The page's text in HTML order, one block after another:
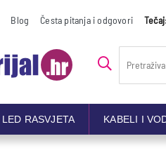
Blog Česta pitanja i odgovori
LED RASVJETA KABELI I